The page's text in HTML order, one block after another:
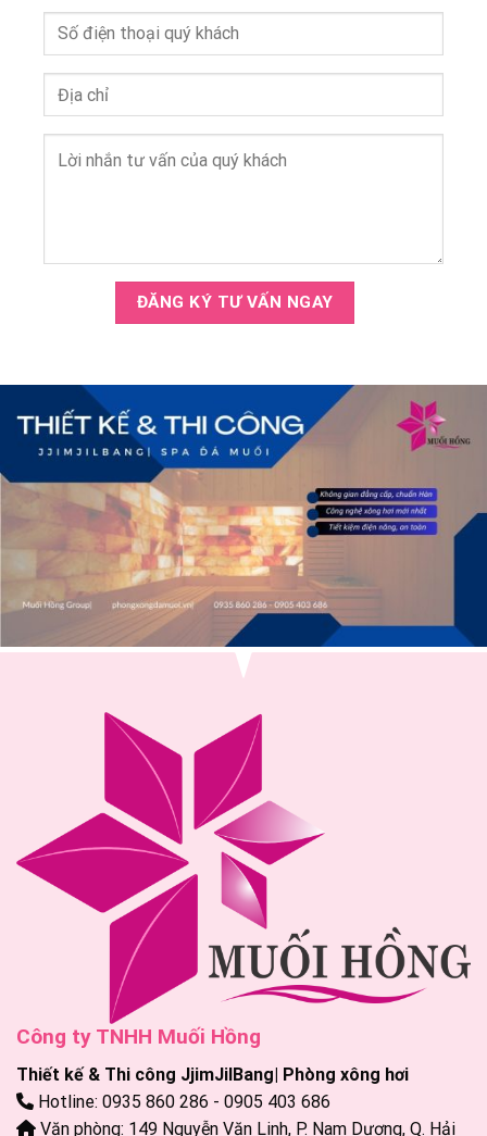
Công ty TNHH Muối Hồng
Thiết kế & Thi công JjimJilBang| Phòng xông hơi
Hotline: 0935 860 286 - 0905 403 686
Văn phòng: 149 Nguyễn Văn Linh, P. Nam Dương, Q. Hải